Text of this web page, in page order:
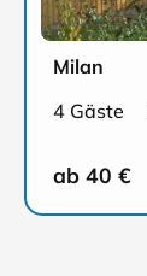
Milan
4 Gäste
ab 40 €